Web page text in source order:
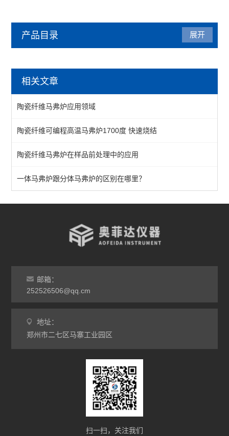
产品目录
陶瓷纤维马弗炉
箱式马弗炉
分体式马弗炉
实验室马弗炉
箱式高温炉
灰分马弗炉
非标定做马弗炉
工业马弗炉
展开
相关文章
陶瓷纤维马弗炉应用领域
陶瓷纤维可编程高温马弗炉1700度 快速烧结
陶瓷纤维马弗炉在样品前处理中的应用
一体马弗炉跟分体马弗炉的区别在哪里？
邮箱：
252526506@qq.cm
地址：
郑州市二七区马寨工业园区
扫一扫，关注我们